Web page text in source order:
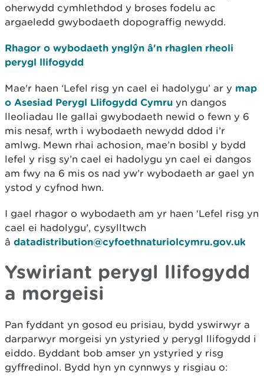
oherwydd cymhlethdod y broses fodelu ac
argaeledd gwybodaeth dopograffig newydd.
Rhagor o wybodaeth ynglŷn â'n rhaglen rheoli
perygl llifogydd
Mae'r haen ‘Lefel risg yn cael ei hadolygu’ ar y map
o Asesiad Perygl Llifogydd Cymru yn dangos
lleoliadau lle gallai gwybodaeth newid o fewn y 6
mis nesaf, wrth i wybodaeth newydd ddod i’r
amlwg. Mewn rhai achosion, mae’n bosibl y bydd
lefel y risg sy’n cael ei hadolygu yn cael ei dangos
am fwy na 6 mis os nad yw’r wybodaeth ar gael yn
ystod y cyfnod hwn.
I gael rhagor o wybodaeth am yr haen ‘Lefel risg yn
cael ei hadolygu’, cysylltwch
â datadistribution@cyfoethnaturiolcymru.gov.uk
Yswiriant perygl llifogydd
a morgeisi
Pan fyddant yn gosod eu prisiau, bydd yswirwyr a
darparwyr morgeisi yn ystyried y perygl llifogydd i
eiddo. Byddant bob amser yn ystyried y risg
gyffredinol. Bydd hyn yn cynnwys y risgiau o: